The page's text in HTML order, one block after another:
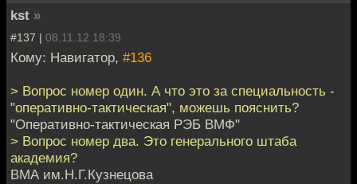
kst »
#137 | 08.11.12 18:39
Кому: Навигатор, #136
> Вопрос номер один. А что это за специальность -
"оперативно-тактическая", можешь пояснить?
"Оперативно-тактическая РЭБ ВМФ"
> Вопрос номер два. Это генерального штаба
академия?
ВМА им.Н.Г.Кузнецова